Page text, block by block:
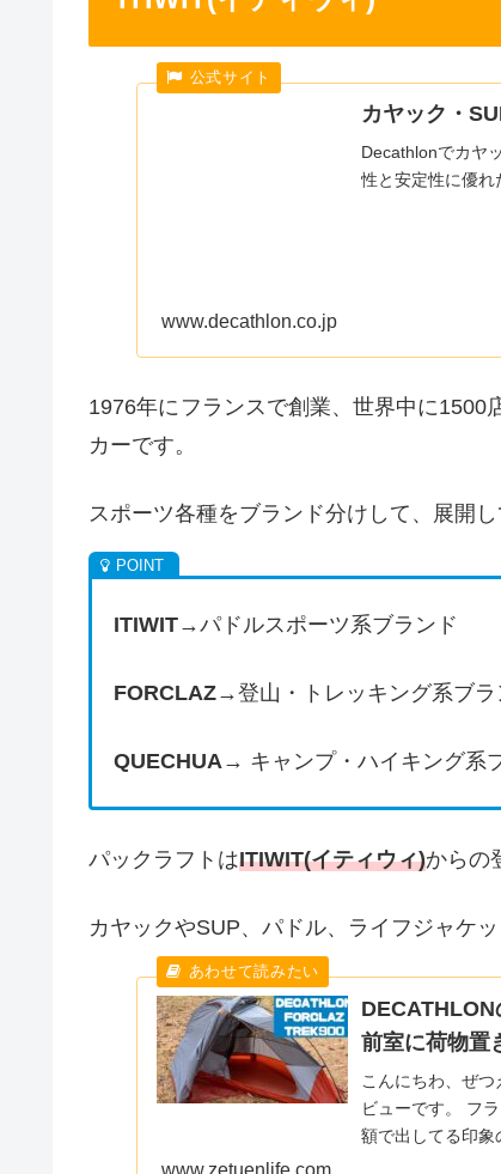
カヤック・
Decathlonでカヤ
性と安定性に優れ
www.decathlon.co.jp
1976年に フランスで創業、世界中に1500
カーです。
スポーツ各種をブランド分けして、展開し
ITIWIT→パドルスポーツ系ブランド
FORCLAZ→登山・トレッキング系ブラ
QUECHUA→ キャンプ・ハイキング系
パックラフトはITIWIT(イティウィ)からの
カヤックやSUP、パドル、ライフジャケ
DECATHLON
前室に荷物置
こんにちわ、ぜつえん
ビューです。 フランスの総合スポーツ用品メーカーで、良さそうなモノを安い金
額で出してる印象のある
たが、海で隔た
www.zetuenlife.com